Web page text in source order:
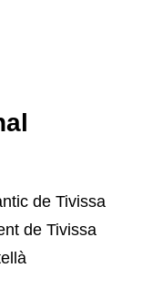
de Tivissa
de Tivissa